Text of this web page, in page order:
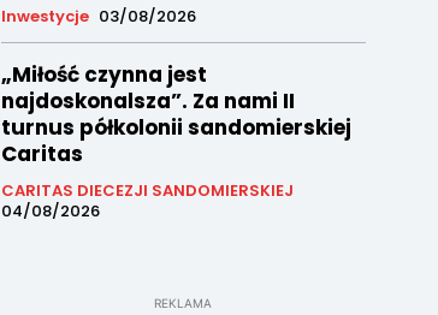
Inwestycje 03/08/2026
„Miłość czynna jest
najdoskonalsza”. Za nami II
turnus półkolonii sandomierskiej
Caritas
CARITAS DIECEZJI SANDOMIERSKIEJ
04/08/2026
REKLAMA